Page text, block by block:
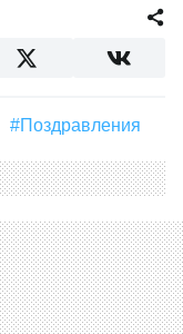
#поздравления